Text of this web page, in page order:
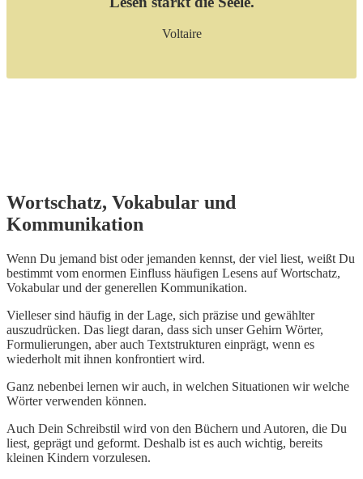
Voltaire
Wortschatz, Vokabular und
Kommunikation
Wenn Du jemand bist oder jemanden kennst, der viel liest, weißt Du
bestimmt vom enormen Einfluss häufigen Lesens auf Wortschatz,
Vokabular und der generellen Kommunikation.
Vielleser sind häufig in der Lage, sich präzise und gewählter
auszudrücken. Das liegt daran, dass sich unser Gehirn Wörter,
Formulierungen, aber auch Textstrukturen einprägt, wenn es
wiederholt mit ihnen konfrontiert wird.
Ganz nebenbei lernen wir auch, in welchen Situationen wir welche
Wörter verwenden können.
Auch Dein Schreibstil wird von den Büchern und Autoren, die Du
liest, geprägt und geformt. Deshalb ist es auch wichtig, bereits
kleinen Kindern vorzulesen.